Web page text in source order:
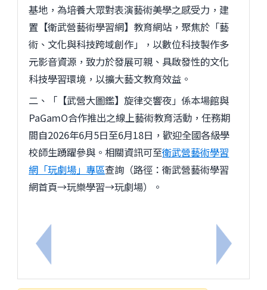
上一筆：西門實驗小學114學年度第80屆畢業典禮
基地，為培養大眾對表演藝術美學之感受力，建
置【衛武營藝術學習網】教育網站，聚焦於「藝
術、文化與科技跨域創作」，以數位科技製作多
元影音資源，致力於發展可親、具啟發性的文化
科技學習環境，以擴大藝文教育效益。
二、「【武營大圖鑑】旋律交響夜」係本場館與
PaGamO合作推出之線上藝術教育活動，任務期
間自2026年6月5日至6月18日，歡迎全國各級學
校師生踴躍參與。相關資訊可至衛武營藝術學習
網「玩劇場」專區查詢（路徑：衛武營藝術學習
網首頁→玩樂學習→玩劇場）。
下一筆：